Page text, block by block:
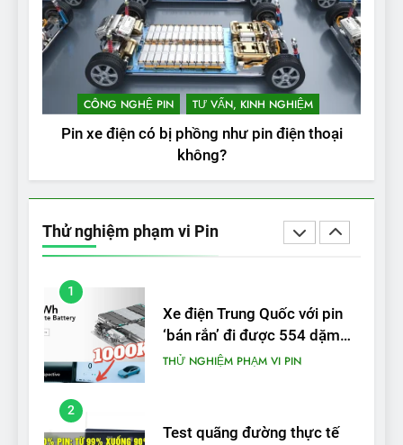
CÔNG NGHỆ PIN TƯ VẤN, KINH NGHIỆM
Pin xe điện có bị phồng như pin điện thoại
không?
Thử nghiệm phạm vi Pin
THỬ NGHIỆM PHẠM VI PIN
VinFast VF 8 chạy cao tốc
được bao xa, mỗi kW điện đi
được bao nhiêu km?
THỬ NGHIỆM PHẠM VI PIN
VinFast VF 5 di chuyển được
bao nhiêu km sau mỗi lần
sạc đầy?
THỬ NGHIỆM PHẠM VI PIN
1
Xe điện Trung Quốc với pin
‘bán rắn’ đi được 554 dặm
trong bài kiểm tra phạm vi
THỬ NGHIỆM PHẠM VI PIN
2
Test quãng đường thực tế